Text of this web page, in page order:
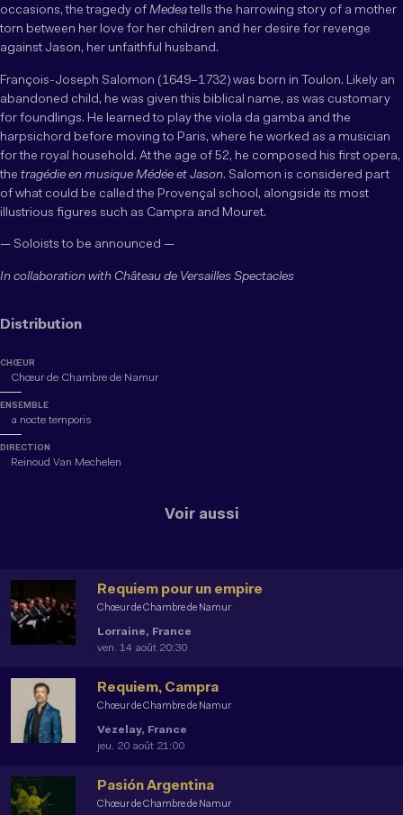
occasions, the tragedy of Medeatells the harrowing story of a mother
torn between her love for her children and her desire for revenge
against Jason, her unfaithful husband.
François-Joseph Salomon (1649–1732) was born in Toulon. Likely an
abandoned child, he was given this biblical name, as was customary
for foundlings. He learned to play the viola da gamba and the
harpsichord before moving to Paris, where he worked as a musician
for the royal household. At the age of 52, he composed his first opera,
the tragédie en musique Médée et Jason. Salomon is considered part
of what could be called the Provençal school, alongside its most
illustrious figures such as Campra and Mouret.
— Soloists to be announced —
In collaboration with Château de Versailles Spectacles
Distribution
CHŒUR
Chœur de Chambre de Namur
ENSEMBLE
a nocte temporis
DIRECTION
Reinoud Van Mechelen
Voir aussi
Chœur de Chambre de Namur
Requiem pour un empire
Lorraine, France
ven. 14 août 20:30
Chœur de Chambre de Namur
Requiem, Campra
Vezelay, France
jeu. 20 août 21:00
Chœur de Chambre de Namur
Pasión Argentina